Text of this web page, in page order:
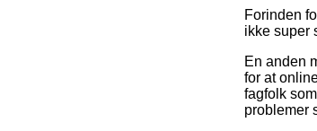
Forinden
ikke super
En anden
for at
fagfolk
problemer